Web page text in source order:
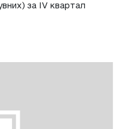
за IV квартал